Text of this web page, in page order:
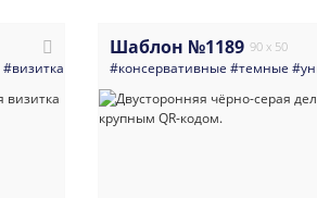
#визитка #qr_код#абстракция#яркая_визитка
Шаблон №1189 90 x 50
#консервативные #темные